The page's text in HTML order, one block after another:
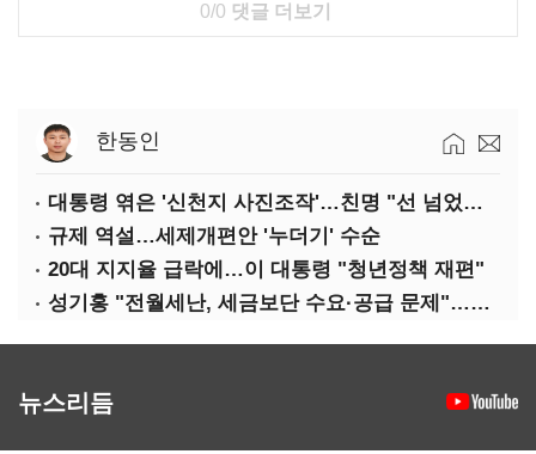
0/0 댓글 더보기
한동인
대통령 엮은 '신천지 사진조작'…친명 "선 넘었다" 격앙
규제 역설…세제개편안 '누더기' 수순
20대 지지율 급락에…이 대통령 "청년정책 재편"
성기홍 "전월세난, 세금보단 수요·공급 문제"…닥공 시사
뉴스리듬